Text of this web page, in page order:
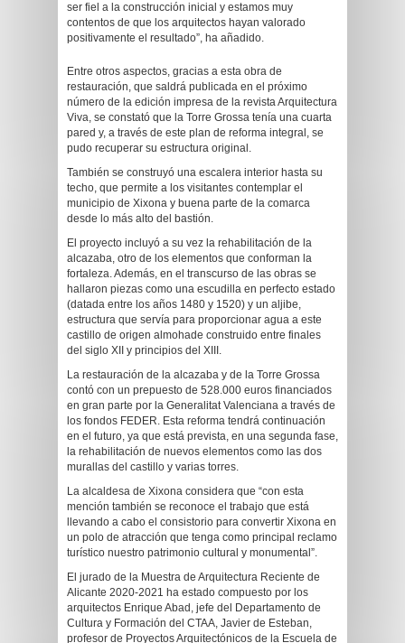
ser fiel a la construcción inicial y estamos muy
contentos de que los arquitectos hayan valorado
positivamente el resultado”, ha añadido.
Entre otros aspectos, gracias a esta obra de
restauración, que saldrá publicada en el próximo
número de la edición impresa de la revista Arquitectura
Viva, se constató que la Torre Grossa tenía una cuarta
pared y, a través de este plan de reforma integral, se
pudo recuperar su estructura original.
También se construyó una escalera interior hasta su
techo, que permite a los visitantes contemplar el
municipio de Xixona y buena parte de la comarca
desde lo más alto del bastión.
El proyecto incluyó a su vez la rehabilitación de la
alcazaba, otro de los elementos que conforman la
fortaleza. Además, en el transcurso de las obras se
hallaron piezas como una escudilla en perfecto estado
(datada entre los años 1480 y 1520) y un aljibe,
estructura que servía para proporcionar agua a este
castillo de origen almohade construido entre finales
del siglo XII y principios del XIII.
La restauración de la alcazaba y de la Torre Grossa
contó con un prepuesto de 528.000 euros financiados
en gran parte por la Generalitat Valenciana a través de
los fondos FEDER. Esta reforma tendrá continuación
en el futuro, ya que está prevista, en una segunda fase,
la rehabilitación de nuevos elementos como las dos
murallas del castillo y varias torres.
La alcaldesa de Xixona considera que “con esta
mención también se reconoce el trabajo que está
llevando a cabo el consistorio para convertir Xixona en
un polo de atracción que tenga como principal reclamo
turístico nuestro patrimonio cultural y monumental”.
El jurado de la Muestra de Arquitectura Reciente de
Alicante 2020-2021 ha estado compuesto por los
arquitectos Enrique Abad, jefe del Departamento de
Cultura y Formación del CTAA, Javier de Esteban,
profesor de Proyectos Arquitectónicos de la Escuela de